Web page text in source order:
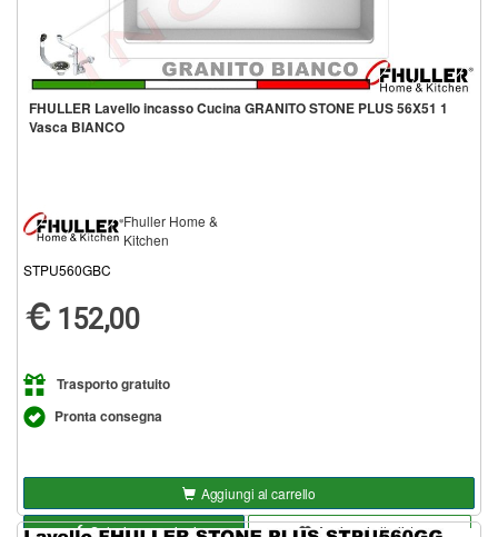
FHULLER Lavello incasso Cucina GRANITO STONE PLUS 56X51 1
Vasca BIANCO
Fhuller Home &
Kitchen
STPU560GBC
152,00
Trasporto gratuito
Pronta consegna
Aggiungi al carrello
Seleziona opzioni
Aggiungi alla lista